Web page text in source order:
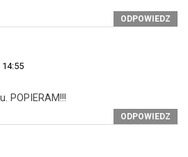
ODPOWIEDZ
POPIERAM!!!
ODPOWIEDZ